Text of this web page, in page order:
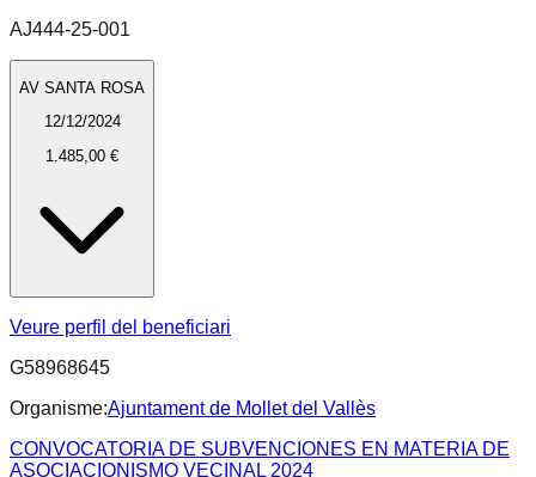
AJ444-25-001
AV SANTA ROSA
12/12/2024
1.485,00 €
Veure perfil del beneficiari
G58968645
Organisme:Ajuntament de Mollet del Vallès
CONVOCATORIA DE SUBVENCIONES EN MATERIA DE
ASOCIACIONISMO VECINAL 2024